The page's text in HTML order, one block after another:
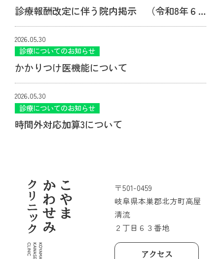
診療報酬改定に伴う院内掲示 （令和8年６
月１日より）
2026.05.30
診療についてのお知らせ
かかりつけ医機能について
2026.05.30
診療についてのお知らせ
時間外対応加算3について
〒501-0459
岐阜県本巣郡北方町高屋
清流
２丁目６３番地
アクセス